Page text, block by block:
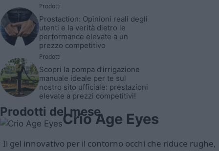
Prodotti
Prostaction: Opinioni reali degli
utenti e la verità dietro le
performance elevate a un
prezzo competitivo
Prodotti
Scopri la pompa d’irrigazione
manuale ideale per te sul
nostro sito ufficiale: prestazioni
elevate a prezzi competitivi!
Prodotti del meseCrio Age Eyes
Il gel innovativo per il contorno occhi che riduce rughe,